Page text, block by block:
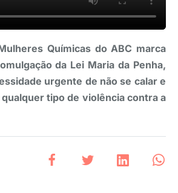
Químicas do ABC marca
da Lei Maria da Penha,
urgente de não se calar e
tipo de violência contra a